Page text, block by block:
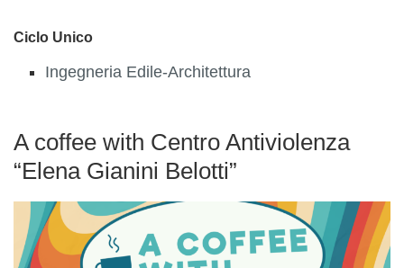
Ciclo Unico
Ingegneria Edile-Architettura
A coffee with Centro Antiviolenza
“Elena Gianini Belotti”